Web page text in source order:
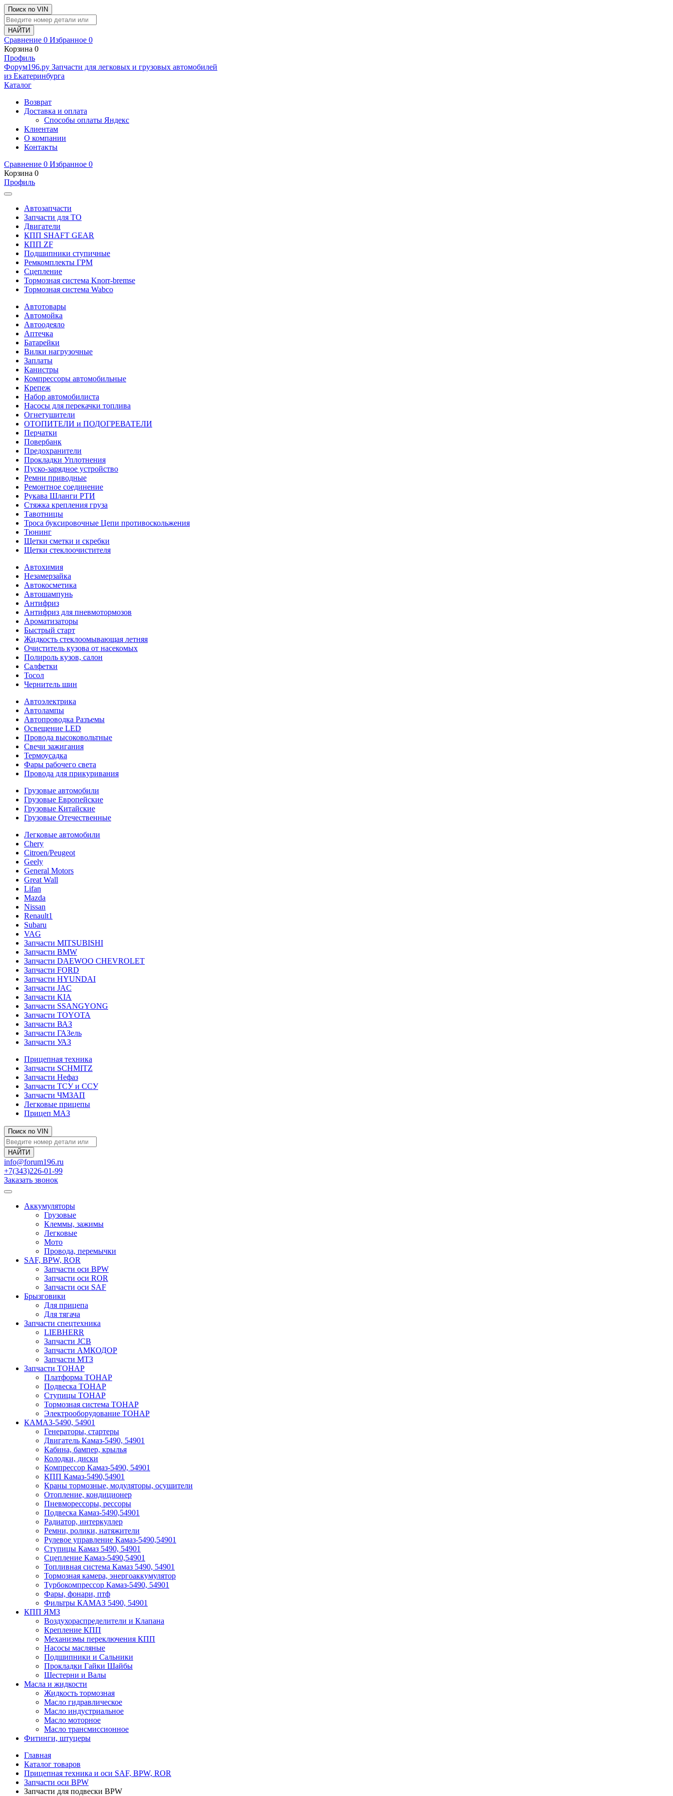
Поиск по VIN
Сравнение 0 Избранное 0
Корзина 0
Профиль
Фoрум196.ру Запчасти для легковых и грузовых автомобилей
из Екатеринбурга
Каталог
Возврат
Доставка и оплата
Способы оплаты Яндекс
Клиентам
О компании
Контакты
Сравнение 0 Избранное 0
Корзина 0
Профиль
Автозапчасти
Запчасти для ТО
Двигатели
КПП SHAFT GEAR
КПП ZF
Подшипники ступичные
Ремкомплекты ГРМ
Сцепление
Тормозная система Knorr-bremse
Тормозная система Wabco
Автотовары
Автомойка
Автоодеяло
Аптечка
Батарейки
Вилки нагрузочные
Заплаты
Канистры
Компрессоры автомобильные
Крепеж
Набор автомобилиста
Насосы для перекачки топлива
Огнетушители
ОТОПИТЕЛИ и ПОДОГРЕВАТЕЛИ
Перчатки
Повербанк
Предохранители
Прокладки Уплотнения
Пуско-зарядное устройство
Ремни приводные
Ремонтное соединение
Рукава Шланги РТИ
Стяжка крепления груза
Тавотницы
Троса буксировочные Цепи противоскольжения
Тюнинг
Щетки сметки и скребки
Щетки стеклоочистителя
Автохимия
Незамерзайка
Автокосметика
Автошампунь
Антифриз
Антифриз для пневмотормозов
Ароматизаторы
Быстрый старт
Жидкость стеклоомывающая летняя
Очиститель кузова от насекомых
Полироль кузов, салон
Салфетки
Тосол
Чернитель шин
Автоэлектрика
Автолампы
Автопроводка Разъемы
Освещение LED
Провода высоковольтные
Свечи зажигания
Термоусадка
Фары рабочего света
Провода для прикуривания
Грузовые автомобили
Грузовые Европейские
Грузовые Китайские
Грузовые Отечественные
Легковые автомобили
Chery
Citroen/Peugeot
Geely
General Motors
Great Wall
Lifan
Mazda
Nissan
Renault1
Subaru
VAG
Запчасти MITSUBISHI
Запчасти BMW
Запчасти DAEWOO CHEVROLET
Запчасти FORD
Запчасти HYUNDAI
Запчасти JAC
Запчасти KIA
Запчасти SSANGYONG
Запчасти TOYOTA
Запчасти ВАЗ
Запчасти ГАЗель
Запчасти УАЗ
Прицепная техника
Запчасти SCHMITZ
Запчасти Нефаз
Запчасти ТСУ и ССУ
Запчасти ЧМЗАП
Легковые прицепы
Прицеп МАЗ
Поиск по VIN
info@forum196.ru
+7(343)226-01-99
Заказать звонок
Аккумуляторы
Грузовые
Клеммы, зажимы
Легковые
Мото
Провода, перемычки
SAF, BPW, ROR
Запчасти оси BPW
Запчасти оси ROR
Запчасти оси SAF
Брызговики
Для прицепа
Для тягача
Запчасти спецтехника
LIEBHERR
Запчасти JCB
Запчасти АМКОДОР
Запчасти МТЗ
Запчасти ТОНАР
Платформа ТОНАР
Подвеска ТОНАР
Ступицы ТОНАР
Тормозная система ТОНАР
Электрооборудование ТОНАР
КАМАЗ-5490, 54901
Генераторы, стартеры
Двигатель Камаз-5490, 54901
Кабина, бампер, крылья
Колодки, диски
Компрессор Камаз-5490, 54901
КПП Камаз-5490,54901
Краны тормозные, модуляторы, осушители
Отопление, кондиционер
Пневморессоры, рессоры
Подвеска Камаз-5490,54901
Радиатор, интеркуллер
Ремни, ролики, натяжители
Рулевое управление Камаз-5490,54901
Ступицы Камаз 5490, 54901
Сцепление Камаз-5490,54901
Топливная система Камаз 5490, 54901
Тормозная камера, энергоаккумулятор
Турбокомпрессор Камаз-5490, 54901
Фары, фонари, птф
Фильтры КАМАЗ 5490, 54901
КПП ЯМЗ
Воздухораспределители и Клапана
Крепление КПП
Механизмы переключения КПП
Насосы масляные
Подшипники и Сальники
Прокладки Гайки Шайбы
Шестерни и Валы
Масла и жидкости
Жидкость тормозная
Масло гидравлическое
Масло индустриальное
Масло моторное
Масло трансмиссионное
Фитинги, штуцеры
Главная
Каталог товаров
Прицепная техника и оси SAF, BPW, ROR
Запчасти оси BPW
Запчасти для подвески BPW